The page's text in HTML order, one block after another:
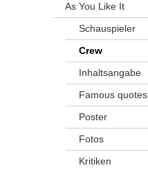
As You Like It
Schauspieler
Crew
Inhaltsangabe
Famous quotes
Poster
Fotos
Kritiken